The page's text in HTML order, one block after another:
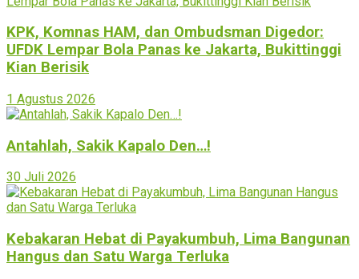
KPK, Komnas HAM, dan Ombudsman Digedor:
UFDK Lempar Bola Panas ke Jakarta, Bukittinggi
Kian Berisik
1 Agustus 2026
Antahlah, Sakik Kapalo Den…!
30 Juli 2026
Kebakaran Hebat di Payakumbuh, Lima Bangunan
Hangus dan Satu Warga Terluka